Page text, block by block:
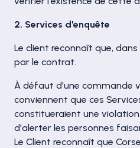
2. Services d'enquête
Le client reconnaît que,
par le contrat.
À défaut d'une commande
conviennent que ces
constitueraient une
d'alerter les personnes
Le Client reconnaît que